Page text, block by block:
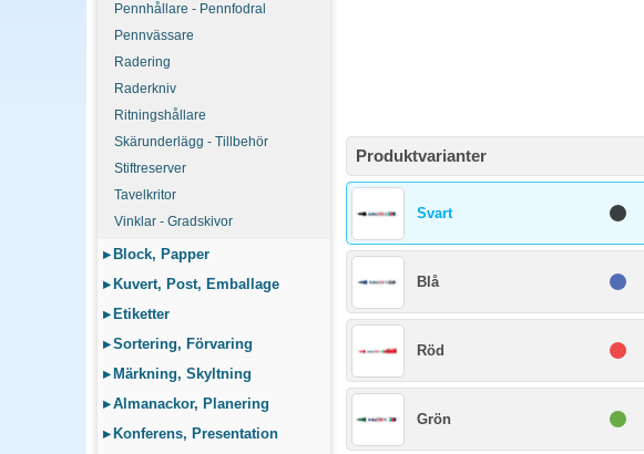
Pennhållare - Pennfodral
Pennvässare
Radering
Raderkniv
Ritningshållare
Skärunderlägg - Tillbehör
Stiftreserver
Tavelkritor
Vinklar - Gradskivor
▸ Block, Papper
▸ Kuvert, Post, Emballage
▸ Etiketter
▸Sortering, Förvaring
▸ Märkning, Skyltning
▸Almanackor, Planering
▸ Konferens, Presentation
Produktvarianter
Svart
Blå
Röd
Grön